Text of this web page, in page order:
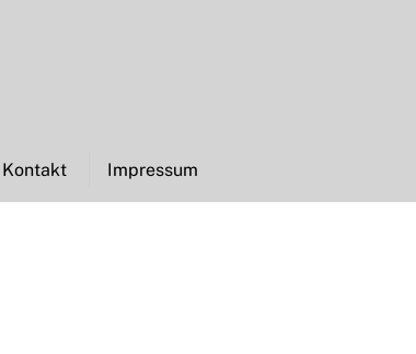
Kontakt Impressum